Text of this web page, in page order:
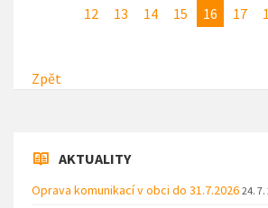
12
13 14 15 16 17
Zpět
AKTUALITY
Oprava komunikací v obci do 31.7.2026 24. 7.